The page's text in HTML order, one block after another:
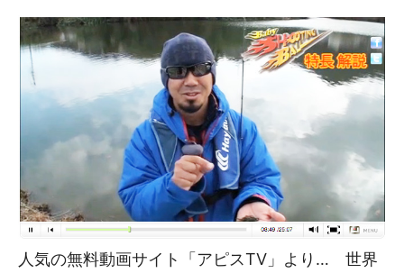
人気の無料動画サイト「アピスTV」より… 世界